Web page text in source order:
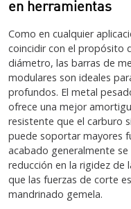
en herramientas
Como en cualquier
coincidir con el propósito
diámetro, las barras de
modulares son ideales
profundos. El metal
ofrece una mejor
resistente que el carburo
puede soportar mayores
acabado generalmente
reducción en la rigidez de
que las fuerzas de corte
mandrinado gemela.